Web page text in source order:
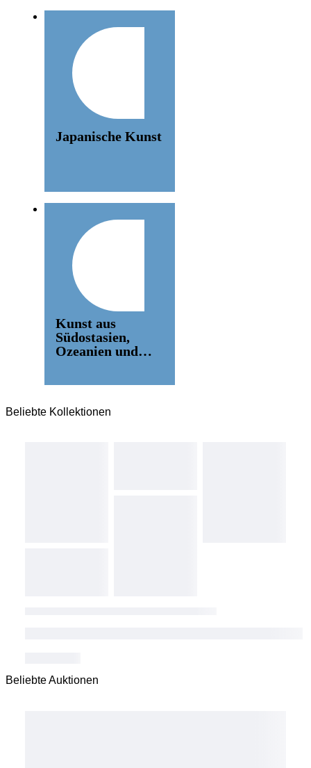
Japanische Kunst
Kunst aus
Südostasien,
Ozeanien und
Beliebte Kollektionen
Beliebte Auktionen